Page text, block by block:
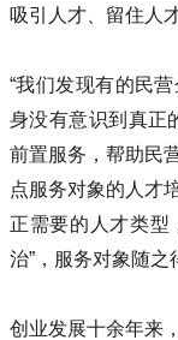
吸引人才、留住人
“我们发现有的民
身没有意识到真正
前置服务，帮助民
点服务对象的人才
正需要的人才类型
治”，服务对象随之
创业发展十余年来